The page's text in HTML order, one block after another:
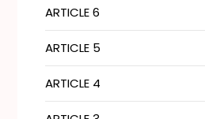
ARTICLE 6
ARTICLE 5
ARTICLE 4